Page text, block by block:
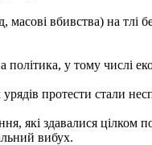
вбивства) на тлі
у тому числі
протести стали
які здавалися цілком
вибух.